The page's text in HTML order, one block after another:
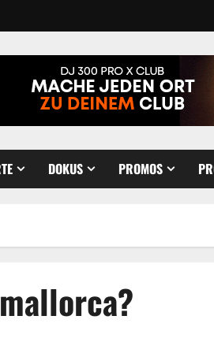
DOKUS PROMOS